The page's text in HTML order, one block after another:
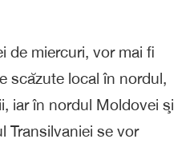
de miercuri, vor mai fi
scăzute local în nordul,
iar în nordul Moldovei şi
Transilvaniei se vor